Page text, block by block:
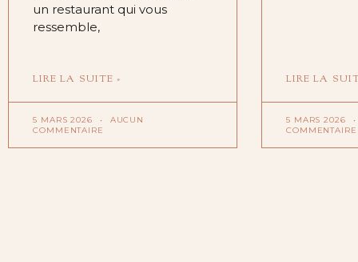
un restaurant qui vous
ressemble,
LIRE LA SUITE »
5 MARS 2026
AUCUN
COMMENTAIRE
LIRE LA
5 MARS 2026
COMMENTAIRE